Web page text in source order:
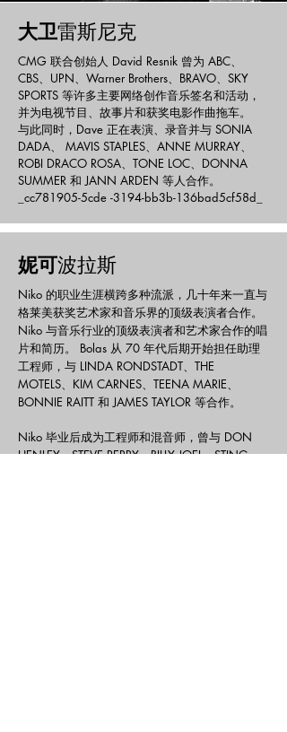
大卫雷斯尼克
CMG 联合创始人 David Resnik 曾为 ABC、
CBS、UPN、Warner Brothers、BRAVO、SKY
SPORTS 等许多主要网络创作音乐签名和活动，
并为电视节目、故事片和获奖电影作曲拖车。
与此同时，Dave 正在表演、录音并与 SONIA
DADA、 MAVIS STAPLES、ANNE MURRAY、
ROBI DRACO ROSA、TONE LOC、DONNA
SUMMER 和 JANN ARDEN 等人合作。
_cc781905-5cde -3194-bb3b-136bad5cf58d_
妮可波拉斯
Niko 的职业生涯横跨多种流派，几十年来一直与
格莱美获奖艺术家和音乐界的顶级表演者合作。
Niko 与音乐行业的顶级表演者和艺术家合作的唱
片和简历。 Bolas 从 70 年代后期开始担任助理
工程师，与 LINDA RONDSTADT、THE
MOTELS、KIM CARNES、TEENA MARIE、
BONNIE RAITT 和 JAMES TAYLOR 等合作。
Niko 毕业后成为工程师和混音师，曾与 DON
HENLEY、STEVE PERRY、BILLY JOEL、STING、